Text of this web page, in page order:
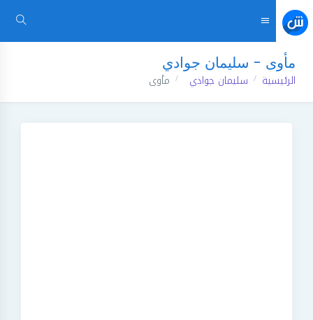
مأوى - سليمان جوادي
الرئيسية سليمان جوادي مأوى